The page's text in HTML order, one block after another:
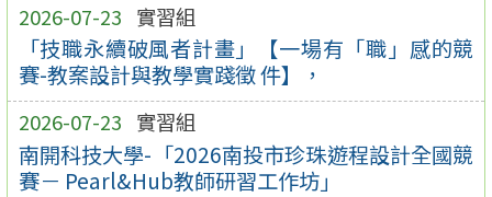
2026-07-23 實習組
「技職永續破風者計畫」【一場有「職」感的競
賽-教案設計與教學實踐徵 件】，
2026-07-23 實習組
南開科技大學-「2026南投市珍珠遊程設計全國競
賽－ Pearl&Hub教師研習工作坊」